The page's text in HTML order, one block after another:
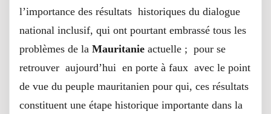
l’importance des résultats historiques du dialogue
national inclusif, qui ont pourtant embrassé tous les
problèmes de la Mauritanie actuelle ; pour se
retrouver aujourd’hui en porte à faux avec le point
de vue du peuple mauritanien pour qui, ces résultats
constituent une étape historique importante dans la